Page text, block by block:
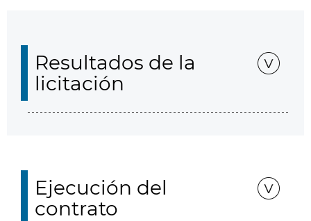
Resultados de la
licitación
Ejecución del
contrato